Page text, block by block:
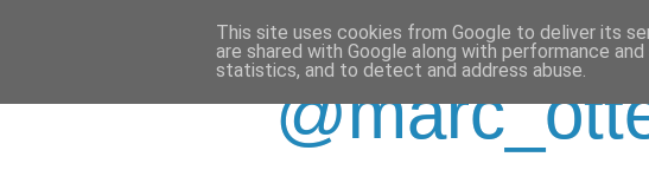
This site uses cookies from Google to deliver its
are shared with Google along with performance
statistics, and to detect and address abuse.